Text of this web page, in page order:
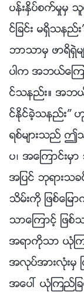
ပန္းႏွိပ္စက္မႈမွ
င္ျခင္း မရွိသနည္
ဘာသာမွ ဖာရိ
ပါက အဘယ္ေၾ
င္သနည္း။ အ
င္ႏိုင္ခဲ့သနည္း”
ရစ္မ်ားသည္ ဤ
ပ၊ အေၾကာင္း
အျပင္ ဘုရားသ
သိမ္းကို ျဖစ္ေ
သာေၾကာင့္ ျဖ
အရာကိုသာ ယုံၾက
အလုပ္အားလုံးမွ
အေပၚ ယုံၾကည္ျခ